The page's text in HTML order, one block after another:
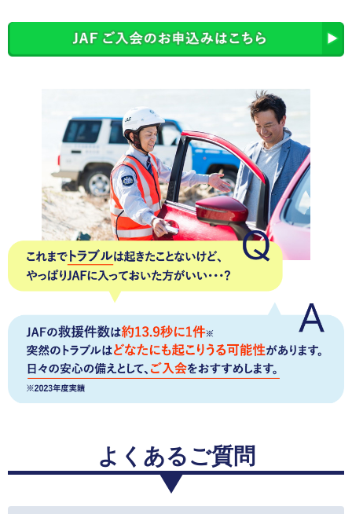
会員優待サービス
サービス)に、お得を感じて満足しています。
熊本県 女性
会員優待サービス
優待サービスが1割引きだとしても得した気分になりま
いろいろな優待施設があるので、毎年年会費を払っ
ていても気になりません。
愛知県 女性
会員優待サービス
JAF PLUSのお楽しみクーポンを楽しみにしています。
※JAF PLUSとは年4回お届けする会員向け情報チラシです。
よくあるご質問